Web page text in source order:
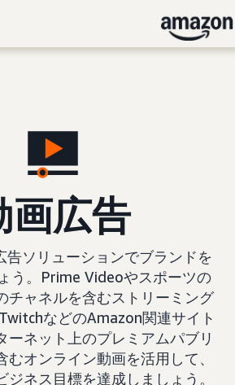
画広告
告ソリューションでブランドを
う。Prime Videoやスポーツの
チャネルを含むストリーミング
などのAmazon関連サイト
ーネット上のプレミアムパブリ
むオンライン動画を活用して、
ジネス目標を達成しましょう。